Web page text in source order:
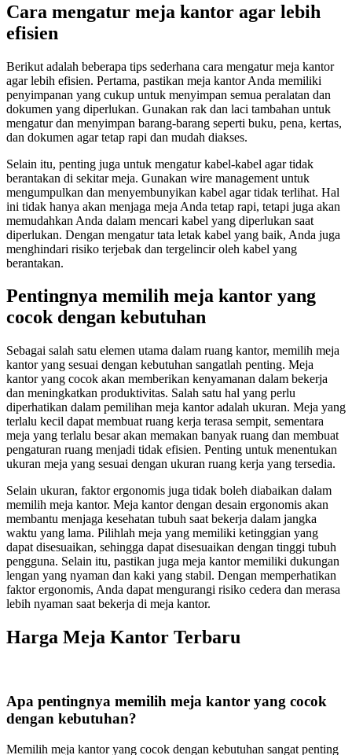
Cara mengatur meja kantor agar lebih
efisien
Berikut adalah beberapa tips sederhana cara mengatur meja kantor
agar lebih efisien. Pertama, pastikan meja kantor Anda memiliki
penyimpanan yang cukup untuk menyimpan semua peralatan dan
dokumen yang diperlukan. Gunakan rak dan laci tambahan untuk
mengatur dan menyimpan barang-barang seperti buku, pena, kertas,
dan dokumen agar tetap rapi dan mudah diakses.
Selain itu, penting juga untuk mengatur kabel-kabel agar tidak
berantakan di sekitar meja. Gunakan wire management untuk
mengumpulkan dan menyembunyikan kabel agar tidak terlihat. Hal
ini tidak hanya akan menjaga meja Anda tetap rapi, tetapi juga akan
memudahkan Anda dalam mencari kabel yang diperlukan saat
diperlukan. Dengan mengatur tata letak kabel yang baik, Anda juga
menghindari risiko terjebak dan tergelincir oleh kabel yang
berantakan.
Pentingnya memilih meja kantor yang
cocok dengan kebutuhan
Sebagai salah satu elemen utama dalam ruang kantor, memilih meja
kantor yang sesuai dengan kebutuhan sangatlah penting. Meja
kantor yang cocok akan memberikan kenyamanan dalam bekerja
dan meningkatkan produktivitas. Salah satu hal yang perlu
diperhatikan dalam pemilihan meja kantor adalah ukuran. Meja yang
terlalu kecil dapat membuat ruang kerja terasa sempit, sementara
meja yang terlalu besar akan memakan banyak ruang dan membuat
pengaturan ruang menjadi tidak efisien. Penting untuk menentukan
ukuran meja yang sesuai dengan ukuran ruang kerja yang tersedia.
Selain ukuran, faktor ergonomis juga tidak boleh diabaikan dalam
memilih meja kantor. Meja kantor dengan desain ergonomis akan
membantu menjaga kesehatan tubuh saat bekerja dalam jangka
waktu yang lama. Pilihlah meja yang memiliki ketinggian yang
dapat disesuaikan, sehingga dapat disesuaikan dengan tinggi tubuh
pengguna. Selain itu, pastikan juga meja kantor memiliki dukungan
lengan yang nyaman dan kaki yang stabil. Dengan memperhatikan
faktor ergonomis, Anda dapat mengurangi risiko cedera dan merasa
lebih nyaman saat bekerja di meja kantor.
Harga Meja Kantor Terbaru
Apa pentingnya memilih meja kantor yang cocok
dengan kebutuhan?
Memilih meja kantor yang cocok dengan kebutuhan sangat penting